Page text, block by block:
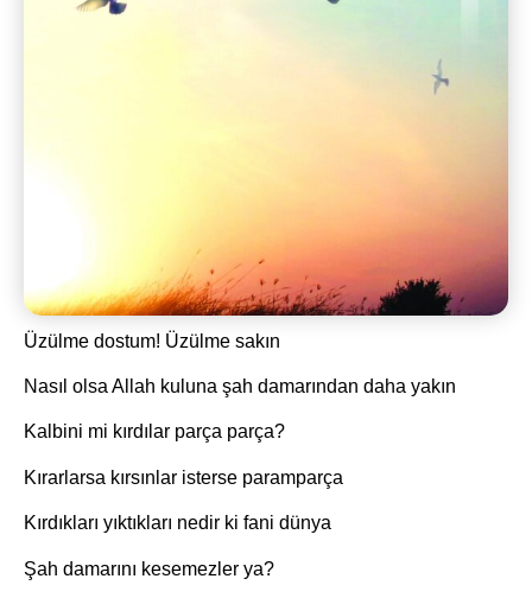
Üzülme dostum! Üzülme sakın
Nasıl olsa Allah kuluna şah damarından daha yakın
Kalbini mi kırdılar parça parça?
Kırarlarsa kırsınlar isterse paramparça
Kırdıkları yıktıkları nedir ki fani dünya
Şah damarını kesemezler ya?